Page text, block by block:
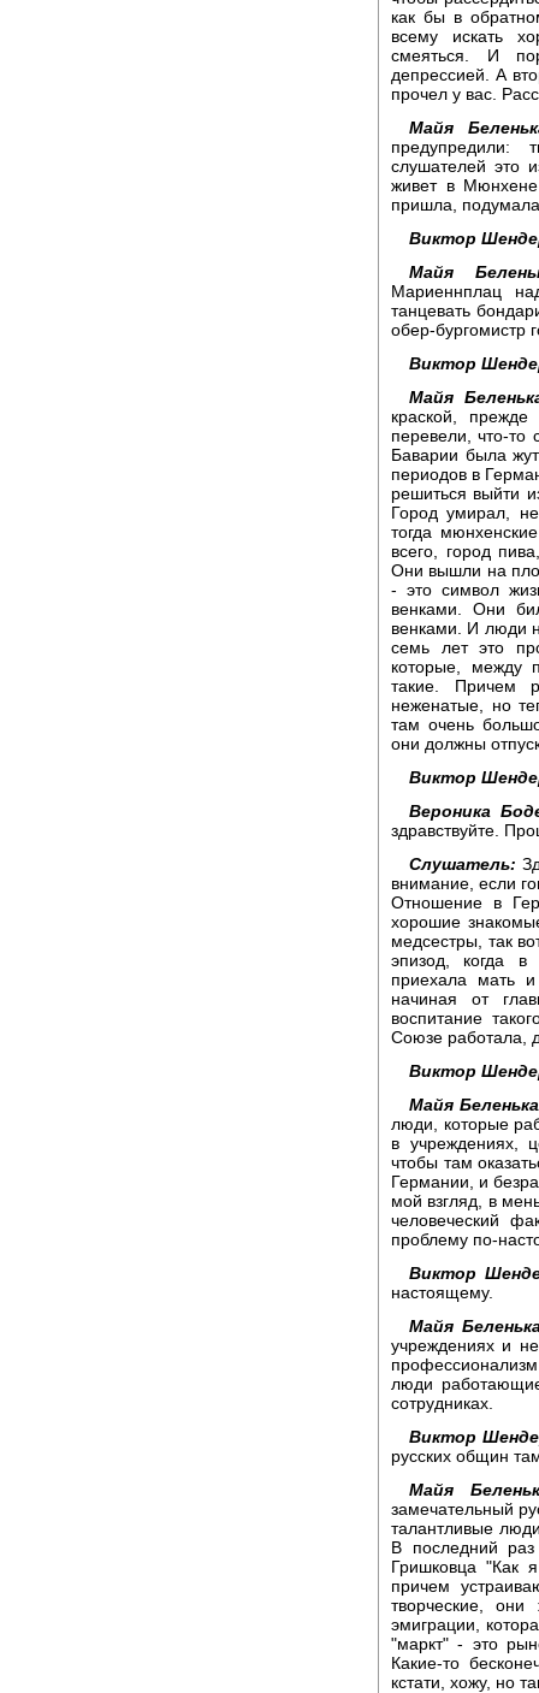
как бы в
всему искать
смеяться. И
депрессией. А
прочел у вас.
Майя
слушателей это
живет в
пришла,
Виктор
Майя
Мариеннплац
танцевать
обер-бургомистр
Виктор
Майя
краской,
перевели, что-то
Баварии была
периодов в
решиться выйти
Город умирал,
тогда
всего, город
Они вышли на
- это символ
венками. Они
венками. И люди
семь лет это
которые, между
такие. Причем
неженатые, но
там очень
они должны
Виктор
Вероника
здравствуйте.
Слушатель:
внимание, если
Отношение в
хорошие
медсестры, так
эпизод, когда в
приехала мать
начиная от
воспитание
Союзе работала,
Виктор
Майя
люди, которые
в учреждениях,
чтобы там
Германии, и
мой взгляд, в
человеческий
проблему по-
Виктор
настоящему.
Майя
учреждениях и
люди
сотрудниках.
Виктор
русских общин
Майя
замечательный
талантливые
В последний
Гришковца "Как
причем
творческие, они
эмиграции,
"маркт" - это
Какие-то
кстати, хожу, но